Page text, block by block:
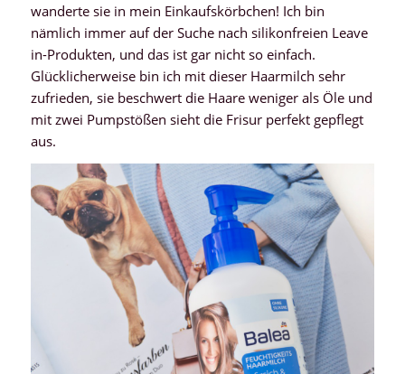
wanderte sie in mein Einkaufskörbchen! Ich bin
nämlich immer auf der Suche nach silikonfreien Leave
in-Produkten, und das ist gar nicht so einfach.
Glücklicherweise bin ich mit dieser Haarmilch sehr
zufrieden, sie beschwert die Haare weniger als Öle und
mit zwei Pumpstößen sieht die Frisur perfekt gepflegt
aus.